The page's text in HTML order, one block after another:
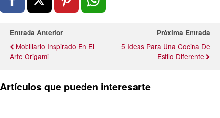
Entrada Anterior
Mobiliario Inspirado En El
Arte Origami
Próxima Entrada
5 Ideas Para Una Cocina De
Estilo Diferente
Artículos que pueden interesarte